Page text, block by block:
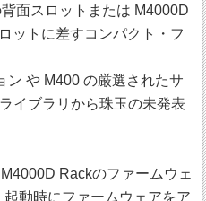
面スロットまたは M4000D
ットに差すコンパクト・フ
ン や M400 の厳選されたサ
イブラリから珠玉の未発表
Rackのファームウェ
動時にファームウェアをア